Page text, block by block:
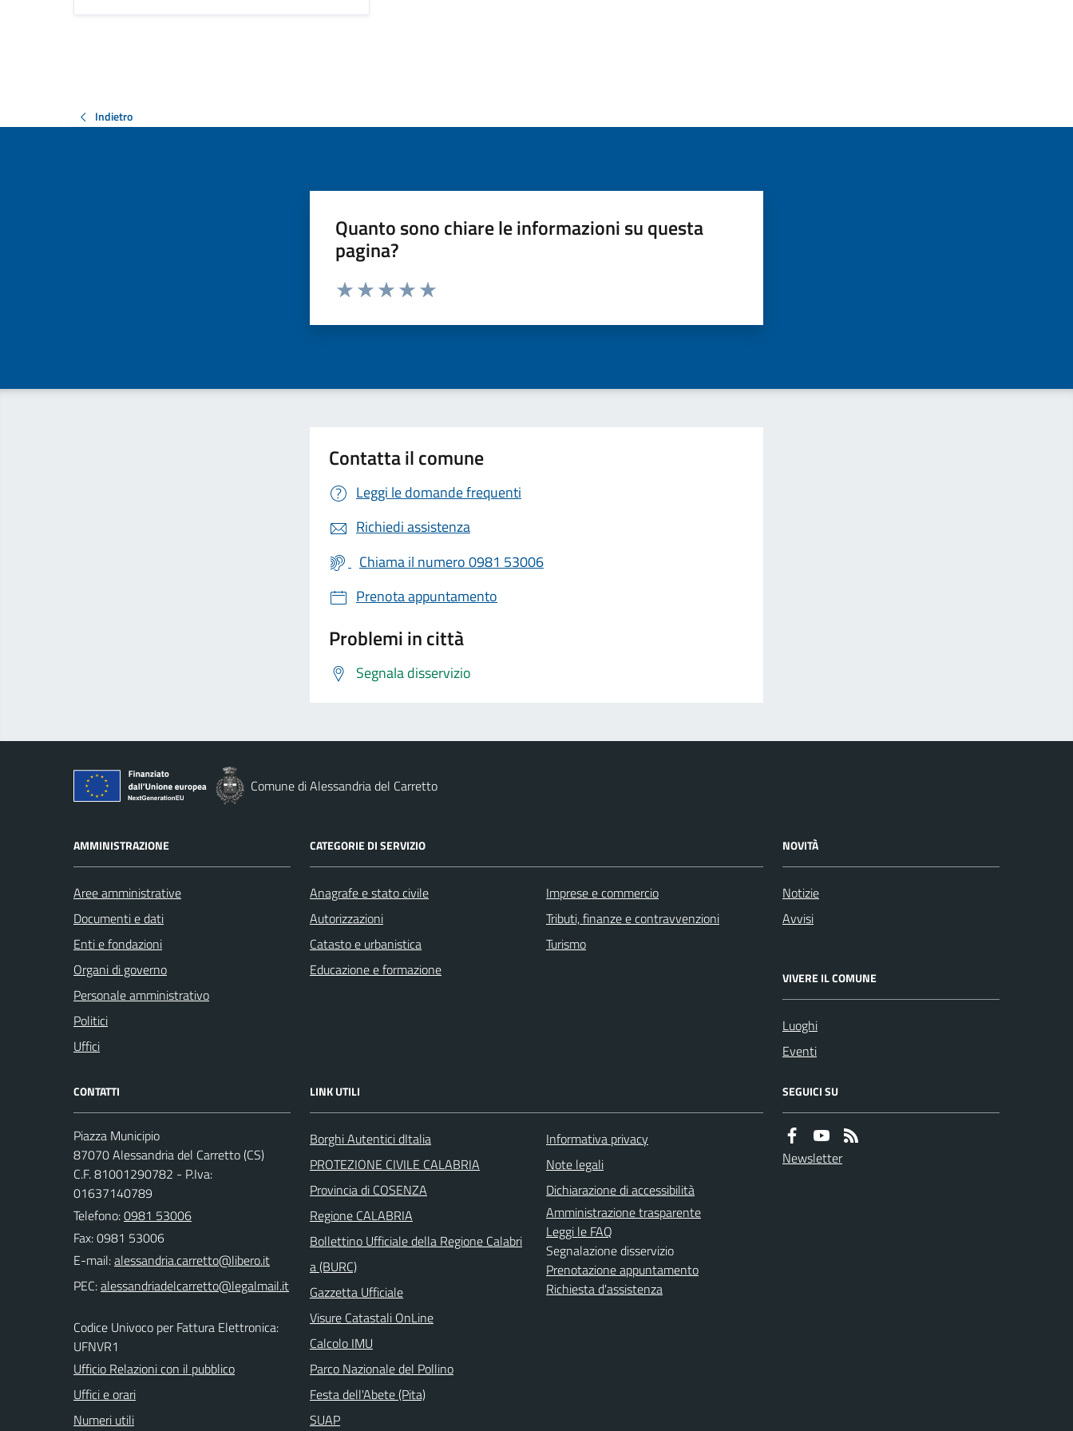
Indietro
Quanto sono chiare le informazioni su questa
pagina?
Valuta da 1 a 5 stelle la pagina
Contatta il comune
Leggi le domande frequenti
Richiedi assistenza
Chiama il numero 0981 53006
Prenota appuntamento
Problemi in città
Segnala disservizio
Comune di Alessandria del Carretto
AMMINISTRAZIONE
Aree amministrative
Documenti e dati
Enti e fondazioni
Organi di governo
Personale amministrativo
Politici
Uffici
CATEGORIE DI SERVIZIO
Anagrafe e stato civile
Autorizzazioni
Catasto e urbanistica
Educazione e formazione
Imprese e commercio
Tributi, finanze e contravvenzioni
Turismo
NOVITÀ
Notizie
Avvisi
VIVERE IL COMUNE
Luoghi
Eventi
CONTATTI
Piazza Municipio
87070 Alessandria del Carretto (CS)
C.F. 81001290782 - P.Iva:
01637140789
Telefono:0981 53006
Fax: 0981 53006
E-mail:
PEC:
Codice Univoco per Fattura Elettronica:
UFNVR1
Ufficio Relazioni con il pubblico
Uffici e orari
Numeri utili
LINK UTILI
Borghi Autentici dItalia
PROTEZIONE CIVILE CALABRIA
Provincia di COSENZA
Regione CALABRIA
Bollettino Ufficiale della Regione Calabri
a (BURC)
Gazzetta Ufficiale
Visure Catastali OnLine
Calcolo IMU
Parco Nazionale del Pollino
Festa dell'Abete (Pita)
SUAP
Informativa privacy
Note legali
Dichiarazione di accessibilità
Amministrazione trasparente
Leggi le FAQ
Segnalazione disservizio
Prenotazione appuntamento
Richiesta d'assistenza
SEGUICI SU
Newsletter